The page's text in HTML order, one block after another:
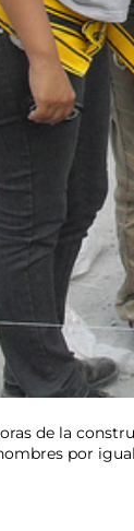
de la
por